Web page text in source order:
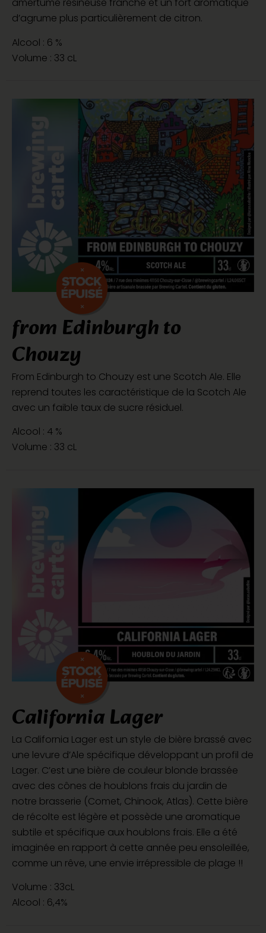
amertume résineuse franche et un fort aromatique
d’agrume plus particulièrement de citron.
Alcool : 6 %
Volume : 33 cL
from Edinburgh to
Chouzy
From Edinburgh to Chouzy est une Scotch Ale. Elle
reprend toutes les caractéristique de la Scotch Ale
avec un faible taux de sucre résiduel.
Alcool : 4 %
Volume : 33 cL
California Lager
La California Lager est un style de bière brassé avec
une levure d’Ale spécifique développant un profil de
Lager. C’est une bière de couleur blonde brassée
avec des cônes de houblons frais du jardin de
notre brasserie (Comet, Chinook, Atlas). Cette bière
de récolte est légère et possède une aromatique
subtile et spécifique aux houblons frais. Elle a été
imaginée en rapport à cette année peu ensoleillée,
comme un rêve, une envie irrépressible de plage !!
Volume : 33cL
Alcool : 6,4%